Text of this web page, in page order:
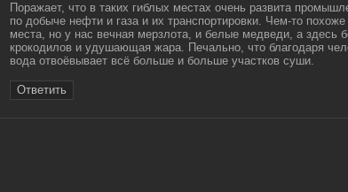
Поражает, что в таких гиблых местах очень развита
по добыче нефти и газа и их транспортировки. Чем-то
места, но у нас вечная мерзлота, и белые медведи, а здесь
крокодилов и удушающая жара. Печально, что благодаря
вода отвоёвывает всё больше и больше участков суши.
Ответить